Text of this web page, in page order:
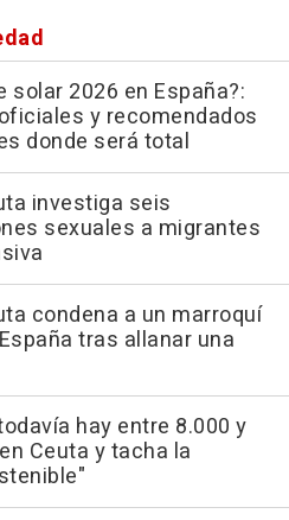
solar 2026 en España?:
y recomendados
donde será total
investiga seis
sexuales a migrantes
condena a un marroquí
tras allanar una
hay entre 8.000 y
Ceuta y tacha la